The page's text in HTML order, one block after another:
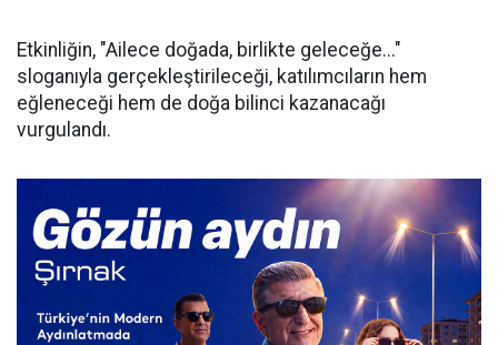
​Etkinliğin, "Ailece doğada, birlikte geleceğe..."
sloganıyla gerçekleştirileceği, katılımcıların hem
eğleneceği hem de doğa bilinci kazanacağı
vurgulandı.